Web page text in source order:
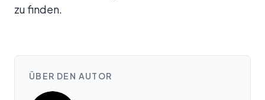
zu finden.
ÜBER DEN AUTOR